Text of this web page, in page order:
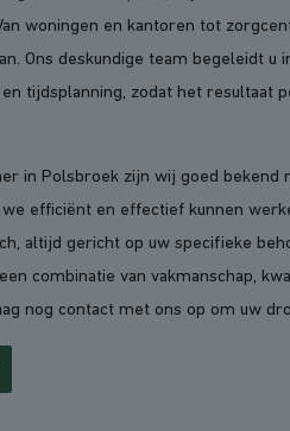
woningen en kantoren tot
Ons deskundige team begeleidt u
tijdsplanning, zodat het resultaat
in Polsbroek zijn wij goed bekend
efficiënt en effectief kunnen
altijd gericht op uw specifieke
combinatie van vakmanschap,
nog contact met ons op om uw